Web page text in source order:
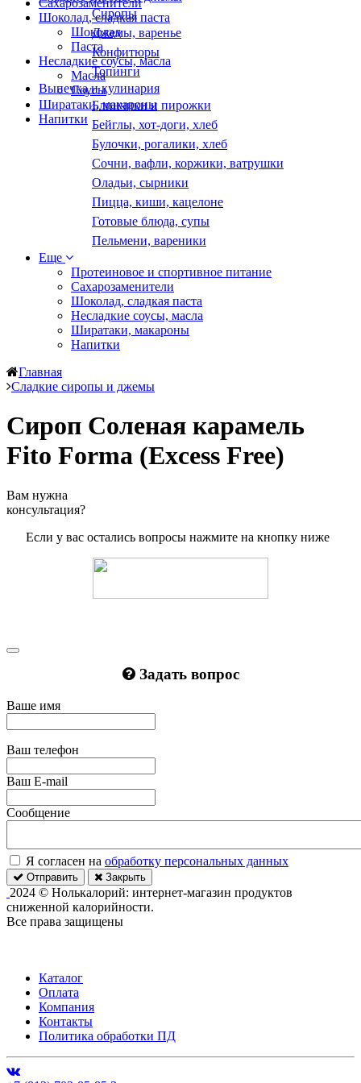
Сахарозаменители
Шоколад, сладкая паста
Шоколад
Паста
Несладкие соусы, масла
Масла
Соусы
Ширатаки, макароны
Напитки
Сиропы
Джемы, варенье
Конфитюры
Топинги
Выпечка и кулинария
Блинчики и пирожки
Бейглы, хот-доги, хлеб
Булочки, рогалики, хлеб
Сочни, вафли, коржики, ватрушки
Оладьи, сырники
Пицца, киши, кацелоне
Готовые блюда, супы
Пельмени, вареники
Еще
Протеиновое и спортивное питание
Сахарозаменители
Шоколад, сладкая паста
Несладкие соусы, масла
Ширатаки, макароны
Напитки
Главная
Сладкие сиропы и джемы
Сироп Соленая карамель
Fito Forma (Excess Free)
Вам нужна
консультация?
Если у вас остались вопросы нажмите на кнопку ниже
Задать вопрос
Ваше имя
Ваш телефон
Ваш E-mail
Сообщение
Я согласен на обработку персональных данных
Отправить Закрыть
2024 © Нолькалорий: интернет-магазин продуктов
сниженной калорийности.
Все права защищены
Каталог
Оплата
Компания
Контакты
Политика обработки ПД